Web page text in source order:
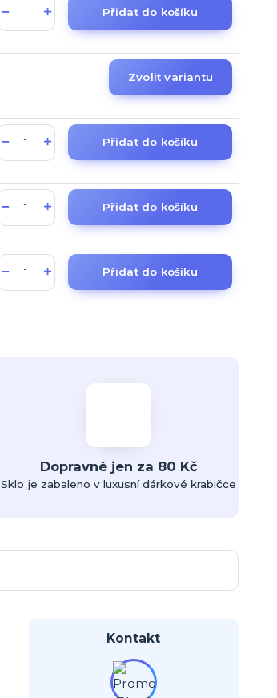
Přidat do košíku
Zvolit variantu
Přidat do košíku
Přidat do košíku
Přidat do košíku
Dopravné jen za 80 Kč
Sklo je zabaleno v luxusní dárkové krabičce
Kontakt